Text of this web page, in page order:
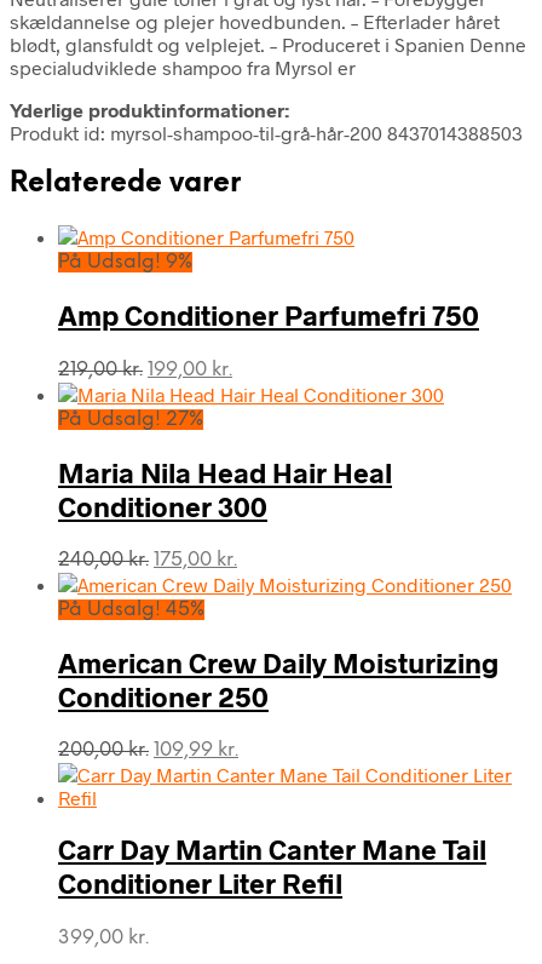
skældannelse og plejer hovedbunden. – Efterlader håret
blødt, glansfuldt og velplejet. – Produceret i Spanien Denne
specialudviklede shampoo fra Myrsol er
Yderlige produktinformationer:
Produkt id: myrsol-shampoo-til-grå-hår-200 8437014388503
Relaterede varer
På Udsalg! 9%
Amp Conditioner Parfumefri 750
219,00kr. Den
oprindelige
pris
219,00 kr..
199,00 kr.
aktuelle
199,00 kr..
På Udsalg! 27%
Maria Nila Head Hair Heal
Conditioner 300
240,00kr. Den
oprindelige
pris
240,00 kr..
175,00 kr.
aktuelle
175,00 kr..
På Udsalg! 45%
American Crew Daily Moisturizing
Conditioner 250
200,00kr. Den
oprindelige
200,00 kr..
109,99 kr.
aktuelle
109,99 kr..
Carr Day Martin Canter Mane Tail
Conditioner Liter Refil
399,00 kr.